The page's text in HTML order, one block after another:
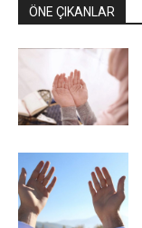
ÖNE ÇIKANLAR